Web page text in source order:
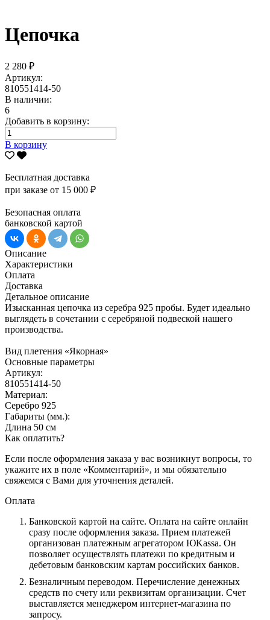
Цепочка
2 280 ₽
Артикул:
810551414-50
В наличии:
6
Добавить в корзину:
В корзину
Бесплатная доставка
при заказе от 15 000 ₽
Безопасная оплата
банковской картой
Описание
Характеристики
Оплата
Доставка
Детальное описание
Изысканная цепочка из серебра 925 пробы. Будет идеально
выглядеть в сочетании с серебряной подвеской нашего
производства.
Вид плетения «Якорная»
Основные параметры
Артикул:
810551414-50
Материал:
Серебро 925
Габариты (мм.):
Длина 50 см
Как оплатить?
Если после оформления заказа у вас возникнут вопросы, то
укажите их в поле «Комментарий», и мы обязательно
свяжемся с Вами для уточнения деталей.
Оплата
Банковской картой на сайте. Оплата на сайте онлайн
сразу после оформления заказа. Прием платежей
организован платежным агрегатором ЮKassa. Он
позволяет осуществлять платежи по кредитным и
дебетовым банковским картам российских банков.
Безналичным переводом. Перечисление денежных
средств по счету или реквизитам организации. Счет
выставляется менеджером интернет-магазина по
запросу.